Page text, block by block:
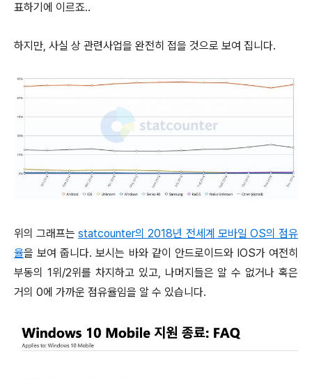
표하기에 이르죠..
하지만, 사실 상 관련사업을 완전히 접을 것으로 보여 집니다.
위의 그래프는statcounter의 2018년 전세계 모바일 OS의 점유
율을 보여 줍니다. 보시는 바와 같이 안드로이드와 IOS가 여전히
부동의 1위/2위를 차지하고 있고, 나머지들은 알 수 없거나 혹은
거의 0에 가까운 점유율임을 알 수 있습니다.